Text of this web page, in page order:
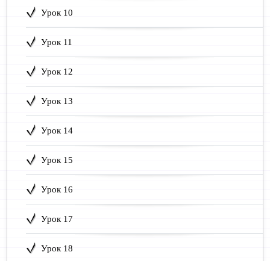
Урок 10
Урок 11
Урок 12
Урок 13
Урок 14
Урок 15
Урок 16
Урок 17
Урок 18